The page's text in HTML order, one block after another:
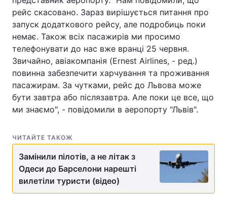
рейс скасовано. Зараз вирішується питання про
запуск додаткового рейсу, але подробиць поки
немає. Також всіх пасажирів ми просимо
телефонувати до нас вже вранці 25 червня.
Звичайно, авіакомпанія (Ernest Airlines, - ред.)
повинна забезпечити харчування та проживання
пасажирам. За чутками, рейс до Львова може
бути завтра або післязавтра. Але поки це все, що
ми знаємо", - повідомили в аеропорту "Львів".
ЧИТАЙТЕ ТАКОЖ
Замінили пілотів, а не літак з
Одеси до Барселони нарешті
вилетіли туристи (відео)